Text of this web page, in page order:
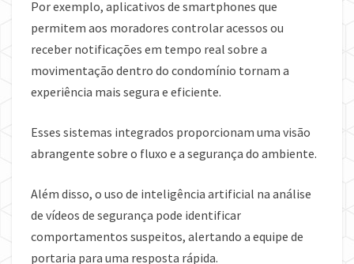
Por exemplo, aplicativos de smartphones que
permitem aos moradores controlar acessos ou
receber notificações em tempo real sobre a
movimentação dentro do condomínio tornam a
experiência mais segura e eficiente.
Esses sistemas integrados proporcionam uma visão
abrangente sobre o fluxo e a segurança do ambiente.
Além disso, o uso de inteligência artificial na análise
de vídeos de segurança pode identificar
comportamentos suspeitos, alertando a equipe de
portaria para uma resposta rápida.